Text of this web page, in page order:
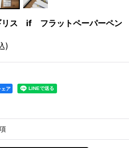
リス if フラットペーパーペン
)
ア